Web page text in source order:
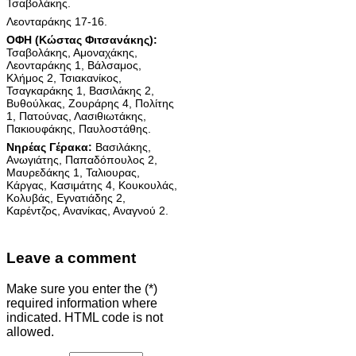
Τσαβολάκης.
Λεονταράκης 17-16.
ΟΦΗ (Κώστας Φιτσανάκης):
Τσαβολάκης, Αμοναχάκης,
Λεονταράκης 1, Βάλσαμος,
Κλήμος 2, Τσιακανίκος,
Τσαγκαράκης 1, Βασιλάκης 2,
Βυθούλκας, Ζουράρης 4, Πολίτης
1, Πατούνας, Λασιθιωτάκης,
Πακιουφάκης, Παυλοστάθης.
Νηρέας Γέρακα: Βασιλάκης,
Ανωγιάτης, Παπαδόπουλος 2,
Μαυρεδάκης 1, Ταλιουρας,
Κάργας, Κασιμάτης 4, Κουκουλάς,
Κολυβάς, Εγνατιάδης 2,
Καρέντζος, Ανανίκας, Αναγνού 2.
Leave a comment
Make sure you enter the (*)
required information where
indicated. HTML code is not
allowed.